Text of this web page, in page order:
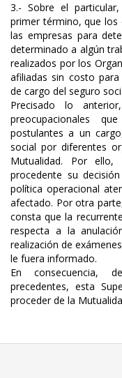
3.- Sobre el
primer término, que los
las empresas para
determinado a algún
realizados por los
afiliadas sin costo
de cargo del seguro
Precisado lo
preocupacionales
postulantes a un
social por diferentes
Mutualidad. Por ello,
procedente su
política operacional
afectado. Por otra
consta que la
respecta a la
realización de
le fuera informado.
En consecuencia,
precedentes, esta
proceder de la